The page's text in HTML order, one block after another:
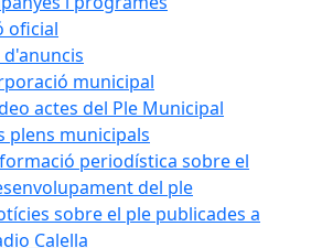
oficial
d'anuncis
municipal
actes del Ple Municipal
plens municipals
periodística sobre el
del ple
sobre el ple publicades a
Calella